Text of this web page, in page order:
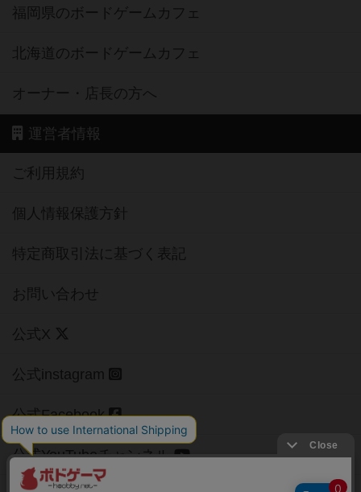
福岡県のボードゲームカフェ
北海道のボードゲームカフェ
オーナー・店長の方へ
運営者情報
ご利用規約
個人情報保護方針
特定商取引法に基づく表記
お問い合わせ
公式X
公式instagram
公式Facebook
公式YouTubeチャンネル